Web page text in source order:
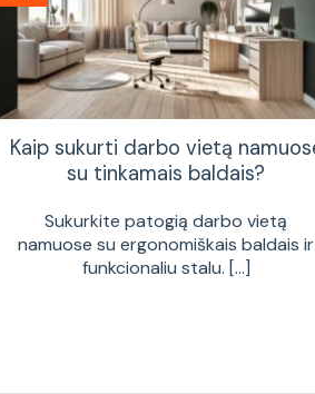
Kaip sukurti darbo vietą
su tinkamais baldais?
Sukurkite patogią darbo vietą
namuose su ergonomiškais baldais ir
funkcionaliu stalu. [...]